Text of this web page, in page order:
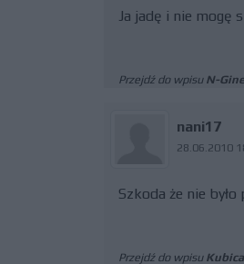
Ja jadę i nie mogę
Przejdź do wpisu N-
nani17
28.06.2010
Szkoda że nie
Przejdź do wpisu